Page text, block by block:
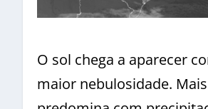
O sol chega a aparecer
maior nebulosidade.